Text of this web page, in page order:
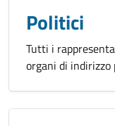
Politici
Tutti i
organi di indirizzo